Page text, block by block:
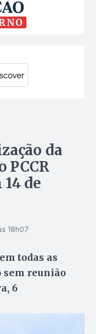
da
PCCR
de
18h07
todas as
sem reunião
6